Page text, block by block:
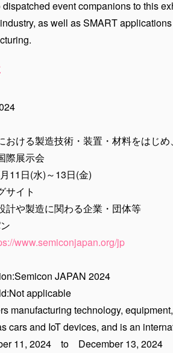
event companions to this
as well as SMART
ける製造技術・装置・材料をはじ
際展示会
11日(水)～13日(金)
イト
や製造に関わる企業・団体等
www.semiconjapan.org/jp
JAPAN 2024
applicable
manufacturing technology,
cars and IoT devices, and is an
11, 2024 to December 13, 2024